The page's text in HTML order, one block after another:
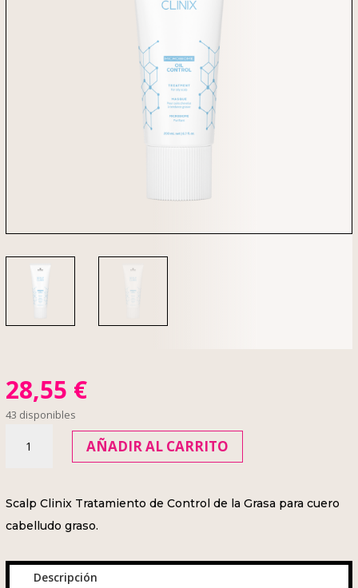
28,55 €
43 disponibles
Clinix
Control
de
Grasa
200ml
AÑADIR AL CARRITO
Scalp Clinix Tratamiento de Control de la Grasa para cuero
cabelludo graso.
Descripción